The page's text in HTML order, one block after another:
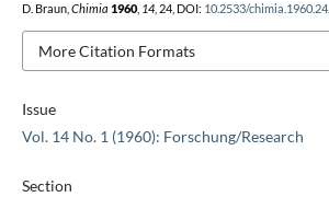
Issue
Vol. 14 No. 1 (1960): Forschung/Research
Section
D. Braun, Chimia 1960, 14, 24, DOI: 10.2533/chimia.1960.24.
More Citation Formats